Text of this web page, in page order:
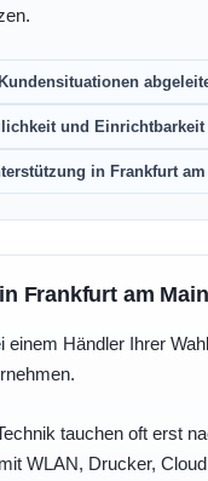
und Einrichtbarkeit
in Frankfurt
Frankfurt am
einem Händler Ihrer
tauchen oft erst
WLAN, Drucker,